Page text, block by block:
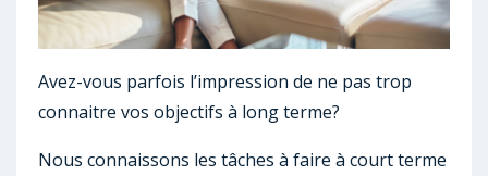
Avez-vous parfois l’impression de ne pas trop
connaitre vos objectifs à long terme?
Nous connaissons les tâches à faire à court terme